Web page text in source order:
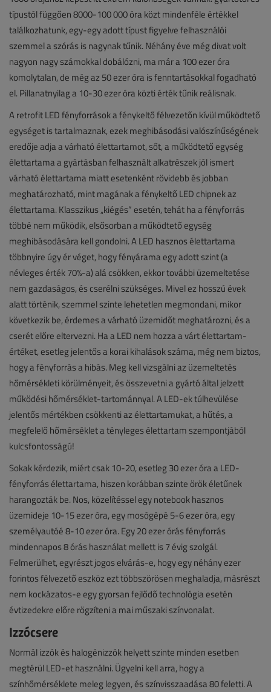
típustól függően 8000-100 000 óra közt mindenféle értékkel
találkozhatunk, egy-egy adott típust figyelve felhasználói
szemmel a szórás is nagynak tűnik. Néhány éve még divat volt
nagyon nagy számokkal dobálózni, ma már a 100 ezer óra
komolytalan, de még az 50 ezer óra is fenntartásokkal fogadható
el. Pillanatnyilag a 10-30 ezer óra közti érték tűnik reálisnak.
A retrofit LED fényforrások a fénykeltő félvezetőn kívül működtető
egységet is tartalmaznak, ezek meghibásodási valószínűségének
eredője adja a várható élettartamot, sőt, a működtető egység
élettartama a gyártásban felhasznált alkatrészek jól ismert
várható élettartama miatt esetenként rövidebb és jobban
meghatározható, mint magának a fénykeltő LED chipnek az
élettartama. Klasszikus „kiégés” esetén, tehát ha a fényforrás
többé nem működik, elsősorban a működtető egység
meghibásodására kell gondolni. A LED hasznos élettartama
többnyire úgy ér véget, hogy fényárama egy adott szint (a
névleges érték 70%-a) alá csökken, ekkor további üzemeltetése
nem gazdaságos, és cserélni szükséges. Mivel ez hosszú évek
alatt történik, szemmel szinte lehetetlen megmondani, mikor
következik be, érdemes a várható üzemidőt meghatározni, és a
cserét előre eltervezni. Ha a LED nem hozza a várt élettartam-
értéket, esetleg jelentős a korai kihalások száma, még nem biztos,
hogy a fényforrás a hibás. Meg kell vizsgálni az üzemeltetés
hőmérsékleti körülményeit, és összevetni a gyártó által jelzett
működési hőmérséklet-tartománnyal. A LED-ek túlhevülése
jelentős mértékben csökkenti az élettartamukat, a hűtés, a
megfelelő hőmérséklet a tényleges élettartam szempontjából
kulcsfontosságú!
Sokak kérdezik, miért csak 10-20, esetleg 30 ezer óra a LED-
fényforrás élettartama, hiszen korábban szinte örök életűnek
harangozták be. Nos, közelítéssel egy notebook hasznos
üzemideje 10-15 ezer óra, egy mosógépé 5-6 ezer óra, egy
személyautóé 8-10 ezer óra. Egy 20 ezer órás fényforrás
mindennapos 8 órás használat mellett is 7 évig szolgál.
Felmerülhet, egyrészt jogos elvárás-e, hogy egy néhány ezer
forintos félvezető eszköz ezt többszörösen meghaladja, másrészt
nem kockázatos-e egy gyorsan fejlődő technológia esetén
évtizedekre előre rögzíteni a mai műszaki színvonalat.
Izzócsere
Normál izzók és halogénizzók helyett szinte minden esetben
megtérül LED-et használni. Ügyelni kell arra, hogy a
színhőmérséklete meleg legyen, és színvisszaadása 80 feletti. A